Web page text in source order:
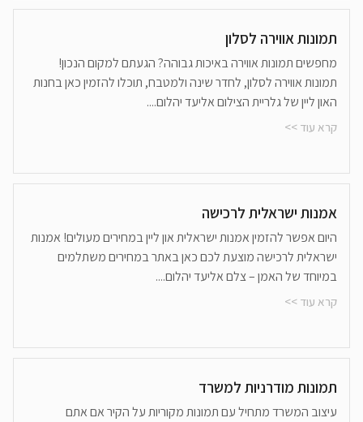
תמונות אווירה לסלון
מחפשים תמונות אווירה באיכות גבוהה? הגעתם למקום הנכון!
תמונות אווירה לסלון, לחדר שינה ולמטבח, תוכלו להזמין כאן בחנות
האון ליין של גלריית הצילום אליעד יהלום....
קרא עוד >>
אמנות ישראלית לרכישה
היום אפשר להזמין אמנות ישראלית און ליין במחירים מעולים! אמנות
ישראלית לרכישה מוצעת לכם כאן באתר במחירים משתלמים
במיוחד של האמן – צלם אליעד יהלום....
קרא עוד >>
תמונות מודרניות למשרד
עיצוב המשרד מתחיל עם תמונות מקוריות על הקיר אם אתם